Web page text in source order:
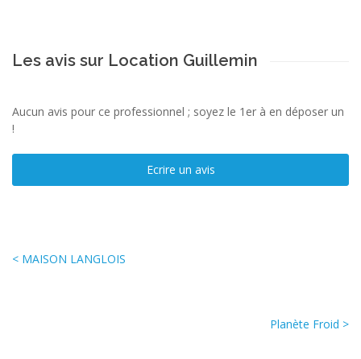
Les avis sur Location Guillemin
Aucun avis pour ce professionnel ; soyez le 1er à en déposer un
!
Ecrire un avis
< MAISON LANGLOIS
Planète Froid >